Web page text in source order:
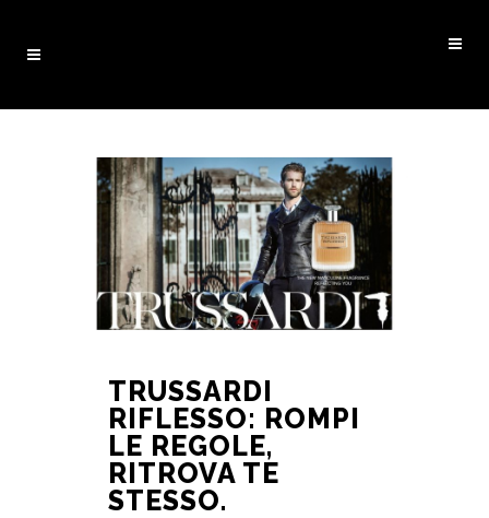
TRUSSARDI
RIFLESSO: ROMPI
LE REGOLE,
RITROVA TE
STESSO.